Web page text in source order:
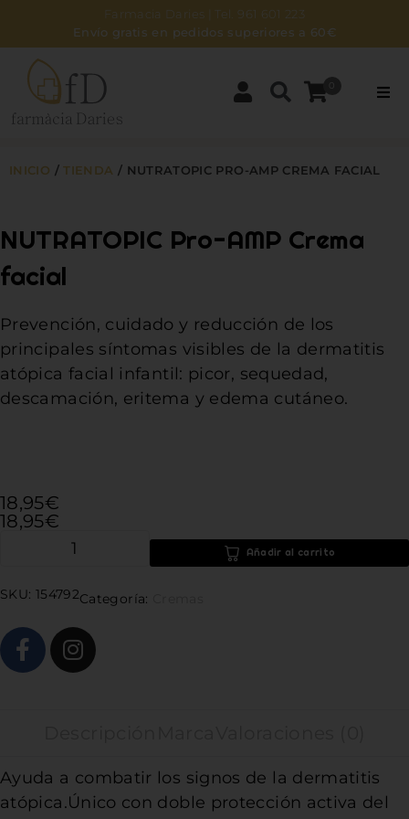
Farmacia Daries | Tel. 961 601 223
Envío gratis en pedidos superiores a 60€
BEBÉS Y MAMÁS
HIGIENE
NOSOTROS
INICIO /TIENDA / NUTRATOPIC PRO-AMP CREMA FACIAL
NUTRATOPIC Pro-AMP Crema
facial
Prevención, cuidado y reducción de los
principales síntomas visibles de la dermatitis
atópica facial infantil: picor, sequedad,
descamación, eritema y edema cutáneo.
18,95€
18,95€
Añadir al carrito
SKU: 154792Categoría:
Ayuda a combatir los signos de la dermatitis
atópica.Único con doble protección activa del